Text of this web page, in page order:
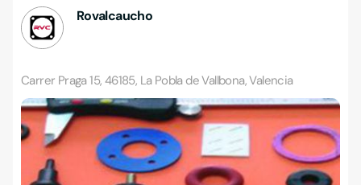
Rovalcaucho
Carrer Praga 15, 46185, La Pobla de Vallbona, Valencia